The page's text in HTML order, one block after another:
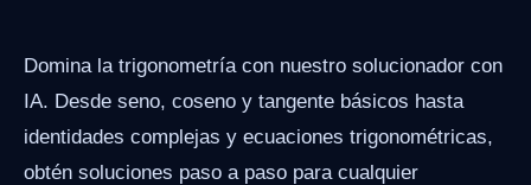
Domina la trigonometría con nuestro solucionador con
IA. Desde seno, coseno y tangente básicos hasta
identidades complejas y ecuaciones trigonométricas,
obtén soluciones paso a paso para cualquier